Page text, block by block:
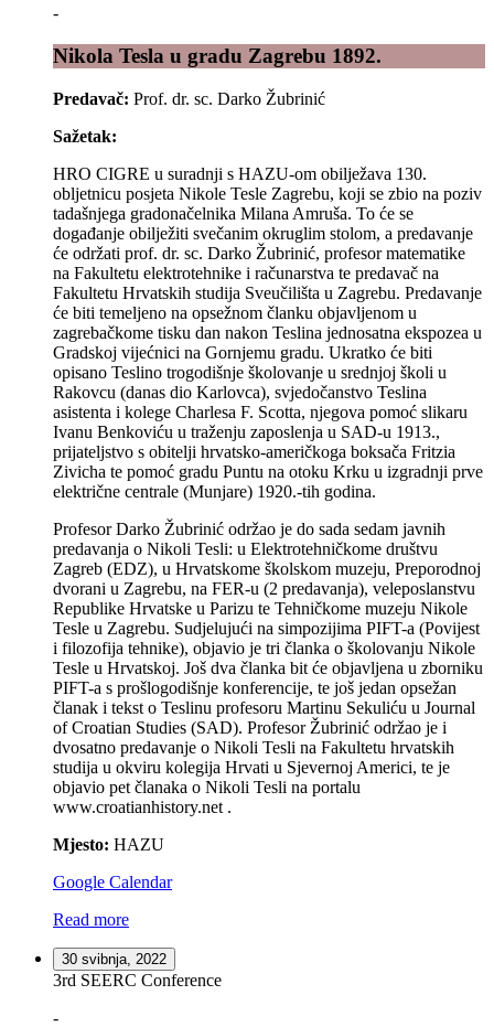
-
Nikola Tesla u gradu Zagrebu 1892.
Predavač: Prof. dr. sc. Darko Žubrinić
Sažetak:
HRO CIGRE u suradnji s HAZU-om obilježava 130.
obljetnicu posjeta Nikole Tesle Zagrebu, koji se zbio na poziv
tadašnjega gradonačelnika Milana Amruša. To će se
događanje obilježiti svečanim okruglim stolom, a predavanje
će održati prof. dr. sc. Darko Žubrinić, profesor matematike
na Fakultetu elektrotehnike i računarstva te predavač na
Fakultetu Hrvatskih studija Sveučilišta u Zagrebu. Predavanje
će biti temeljeno na opsežnom članku objavljenom u
zagrebačkome tisku dan nakon Teslina jednosatna ekspozea u
Gradskoj vijećnici na Gornjemu gradu. Ukratko će biti
opisano Teslino trogodišnje školovanje u srednjoj školi u
Rakovcu (danas dio Karlovca), svjedočanstvo Teslina
asistenta i kolege Charlesa F. Scotta, njegova pomoć slikaru
Ivanu Benkoviću u traženju zaposlenja u SAD-u 1913.,
prijateljstvo s obitelji hrvatsko-američkoga boksača Fritzia
Zivicha te pomoć gradu Puntu na otoku Krku u izgradnji prve
električne centrale (Munjare) 1920.-tih godina.
Profesor Darko Žubrinić održao je do sada sedam javnih
predavanja o Nikoli Tesli: u Elektrotehničkome društvu
Zagreb (EDZ), u Hrvatskome školskom muzeju, Preporodnoj
dvorani u Zagrebu, na FER-u (2 predavanja), veleposlanstvu
Republike Hrvatske u Parizu te Tehničkome muzeju Nikole
Tesle u Zagrebu. Sudjelujući na simpozijima PIFT-a (Povijest
i filozofija tehnike), objavio je tri članka o školovanju Nikole
Tesle u Hrvatskoj. Još dva članka bit će objavljena u zborniku
PIFT-a s prošlogodišnje konferencije, te još jedan opsežan
članak i tekst o Teslinu profesoru Martinu Sekuliću u Journal
of Croatian Studies (SAD). Profesor Žubrinić održao je i
dvosatno predavanje o Nikoli Tesli na Fakultetu hrvatskih
studija u okviru kolegija Hrvati u Sjevernoj Americi, te je
objavio pet članaka o Nikoli Tesli na portalu
www.croatianhistory.net .
Mjesto: HAZU
Google Calendar
Read more
30 svibnja, 2022
3rd SEERC Conference
-